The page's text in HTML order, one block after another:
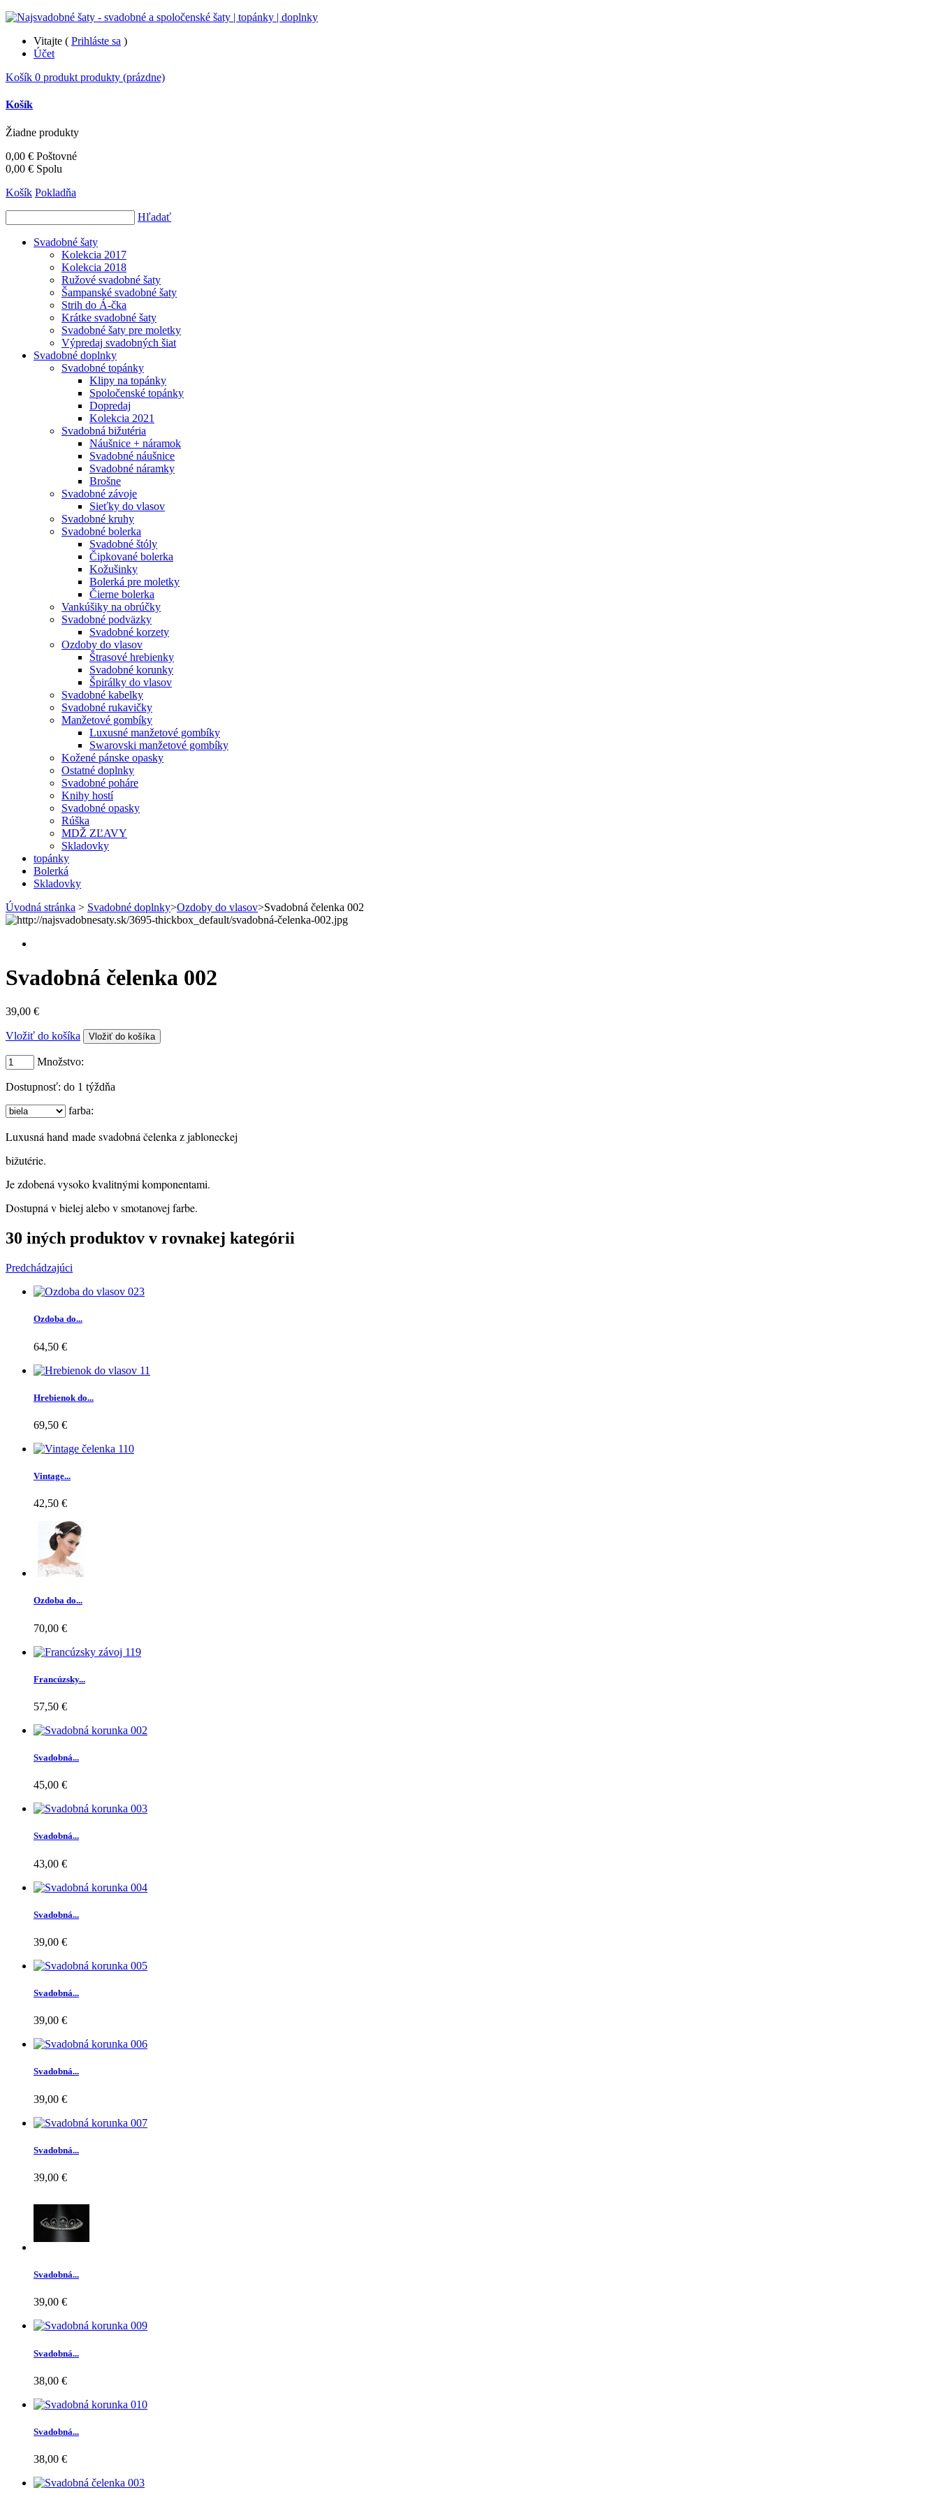
Vitajte ( Prihláste sa )
Účet
Košík 0 produkt produkty (prázdne)
Košík
Žiadne produkty
0,00 € Poštovné
0,00 € Spolu
Košík Pokladňa
Hľadať
Svadobné šaty
Kolekcia 2017
Kolekcia 2018
Ružové svadobné šaty
Šampanské svadobné šaty
Strih do Á-čka
Krátke svadobné šaty
Svadobné šaty pre moletky
Výpredaj svadobných šiat
Svadobné doplnky
Svadobné topánky
Klipy na topánky
Spoločenské topánky
Dopredaj
Kolekcia 2021
Svadobná bižutéria
Náušnice + náramok
Svadobné náušnice
Svadobné náramky
Brošne
Svadobné závoje
Sieťky do vlasov
Svadobné kruhy
Svadobné bolerka
Svadobné štóly
Čipkované bolerka
Kožušinky
Bolerká pre moletky
Čierne bolerka
Vankúšiky na obrúčky
Svadobné podväzky
Svadobné korzety
Ozdoby do vlasov
Štrasové hrebienky
Svadobné korunky
Špirálky do vlasov
Svadobné kabelky
Svadobné rukavičky
Manžetové gombíky
Luxusné manžetové gombíky
Swarovski manžetové gombíky
Kožené pánske opasky
Ostatné doplnky
Svadobné poháre
Knihy hostí
Svadobné opasky
Rúška
MDŽ ZĽAVY
Skladovky
topánky
Bolerká
Skladovky
Úvodná stránka > Svadobné doplnky>Ozdoby do vlasov>Svadobná čelenka 002
Svadobná čelenka 002
39,00 €
Vložiť do košíka
Množstvo:
Dostupnosť: do 1 týždňa
farba:
Luxusná hand made svadobná čelenka z jabloneckej
bižutérie.
Je zdobená vysoko kvalitnými komponentami.
Dostupná v bielej alebo v smotanovej farbe.
30 iných produktov v rovnakej kategórii
Predchádzajúci
Ozdoba do...
64,50 €
Hrebienok do...
69,50 €
Vintage...
42,50 €
Ozdoba do...
70,00 €
Francúzsky...
57,50 €
Svadobná...
45,00 €
Svadobná...
43,00 €
Svadobná...
39,00 €
Svadobná...
39,00 €
Svadobná...
39,00 €
Svadobná...
39,00 €
Svadobná...
39,00 €
Svadobná...
38,00 €
Svadobná...
38,00 €